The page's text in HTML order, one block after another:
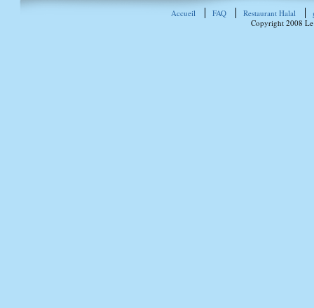
Accueil FAQ Restaurant Halal
Copyright 2008